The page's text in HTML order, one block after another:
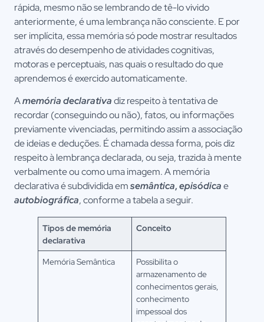
rápida, mesmo não se lembrando de tê-lo vivido
anteriormente, é uma lembrança não consciente. E por
ser implícita, essa memória só pode mostrar resultados
através do desempenho de atividades cognitivas,
motoras e perceptuais, nas quais o resultado do que
aprendemos é exercido automaticamente.
Amemória declarativadiz respeito à tentativa de
recordar (conseguindo ou não), fatos, ou informações
previamente vivenciadas, permitindo assim a associação
de ideias e deduções. É chamada dessa forma, pois diz
respeito à lembrança declarada, ou seja, trazida à mente
verbalmente ou como uma imagem. A memória
declarativa é subdividida emsemântica,episódicae
autobiográfica, conforme a tabela a seguir.
Tipos de memória
declarativa
Conceito
Memória Semântica
Possibilita o
armazenamento de
conhecimentos gerais,
conhecimento
impessoal dos